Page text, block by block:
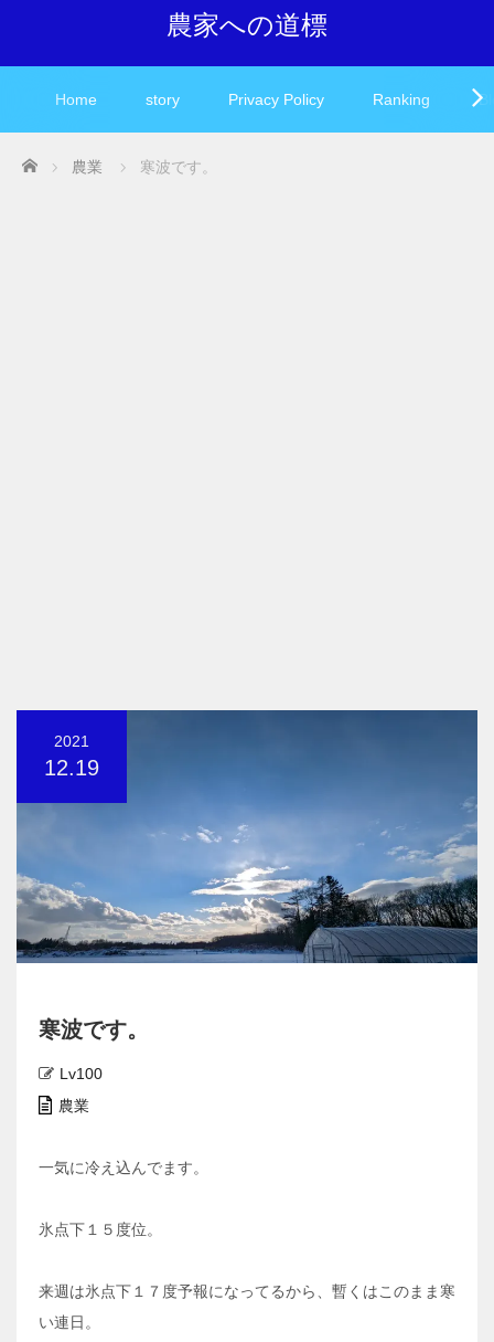
農家への道標
Home story Privacy Policy Ranking
Home 農業 寒波です。
2021
12.19
寒波です。
Lv100
農業
一気に冷え込んでます。
氷点下１５度位。
来週は氷点下１７度予報になってるから、暫くはこのまま寒
い連日。